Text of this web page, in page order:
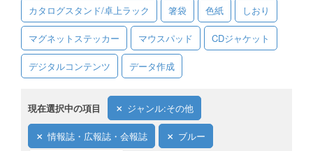
カタログスタンド/卓上ラック 箸袋 色紙 しおり
マグネットステッカー マウスパッド CDジャケット
デジタルコンテンツ データ作成
現在選択中の項目 ジャンル:その他
情報誌・広報誌・会報誌 ブルー